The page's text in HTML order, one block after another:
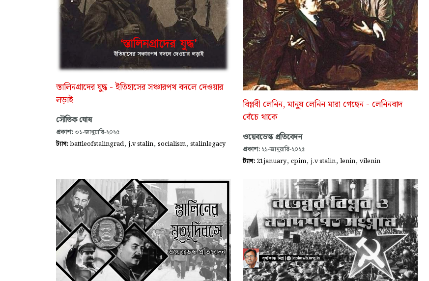
স্তালিনগ্রাদের যুদ্ধ - ইতিহাসের সঞ্চারপথ বদলে দেওয়ার
লড়াই
সৌভিক ঘোষ
প্রকাশ:৩১-জানুয়ারি-২০২৫
ট্যাগ:battleofstalingrad, j.v stalin, socialism, stalinlegacy
বিপ্লবী লেনিন, মানুষ লেনিন মারা গেছেন - লেনিনবাদ
বেঁচে থাকে
ওয়েবডেস্ক প্রতিবেদন
প্রকাশ: ২১-জানুয়ারি-২০২৫
ট্যাগ: 21january, cpim, j.v stalin, lenin, vilenin